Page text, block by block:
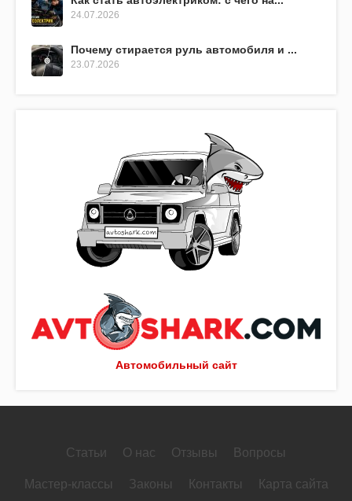
Автомобильный сайт
24.07.2026
Почему стирается руль автомобиля и ...
23.07.2026
Статьи О нас Отзывы Вопросы
Мастер-классы Законы Контакты Карта сайта